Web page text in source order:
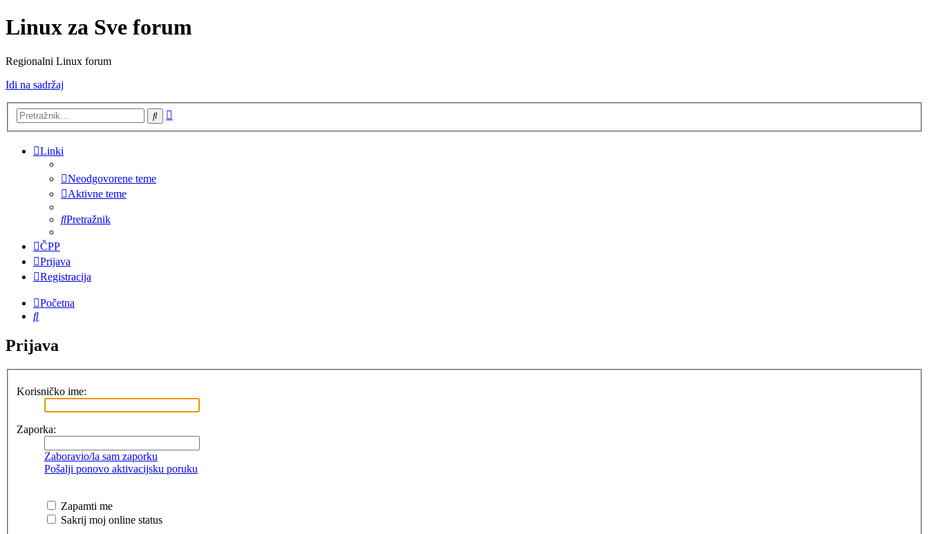
Linux za Sve forum
Regionalni Linux forum
Idi na sadržaj
Pretražnik
Linki
Neodgovorene teme
Aktivne teme
Pretražnik
ČPP
Prijava
Registracija
Početna
Pretražnik
Prijava
Korisničko ime:
Zaporka:
Zaboravio/la sam zaporku
Pošalji ponovo aktivacijsku poruku
Zapamti me
Sakrij moj online status